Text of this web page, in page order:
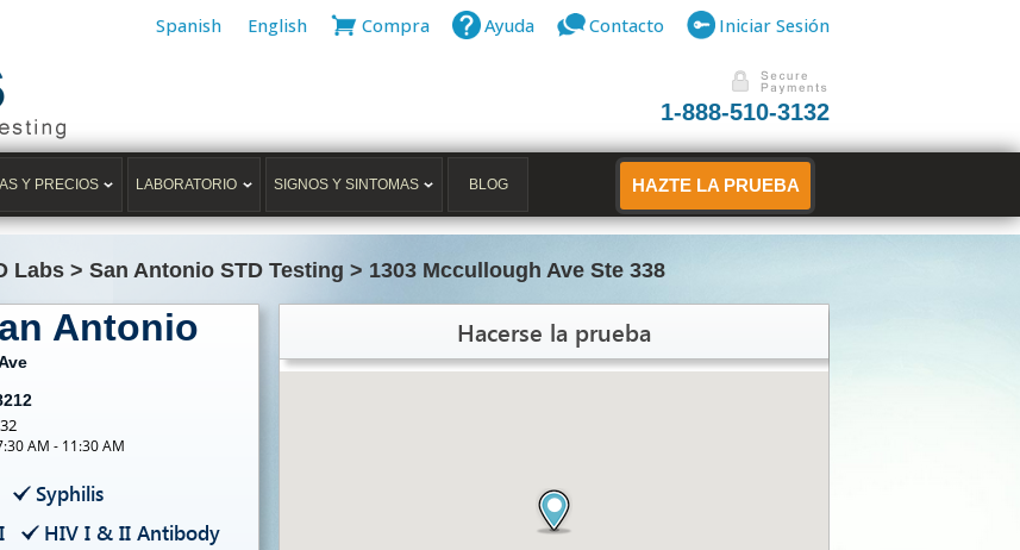
Spanish English Compra Ayuda Contacto Iniciar Sesión
1-888-510-3132
Y PRECIOS LABORATORIO SIGNOS Y SINTOMAS BLOG HAZTE LA PRUEBA
Labs > San Antonio STD Testing > 1303 Mccullough Ave Ste 338
Antonio
AM - 11:30 AM
Syphilis
HIV I & II Antibody
Hacerse la prueba